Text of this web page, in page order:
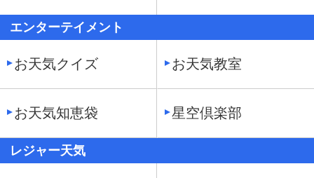
エンターテイメント
お天気クイズ お天気教室
お天気知恵袋 星空倶楽部
レジャー天気